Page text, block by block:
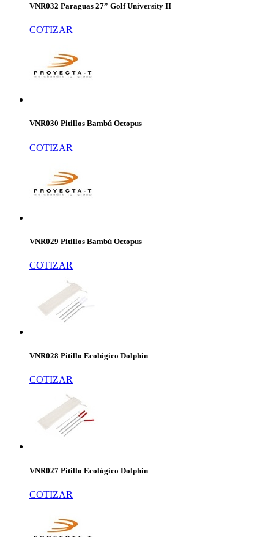
VNR032 Paraguas 27” Golf University II
COTIZAR
VNR030 Pitillos Bambú Octopus
COTIZAR
VNR029 Pitillos Bambú Octopus
COTIZAR
VNR028 Pitillo Ecológico Dolphin
COTIZAR
VNR027 Pitillo Ecológico Dolphin
COTIZAR